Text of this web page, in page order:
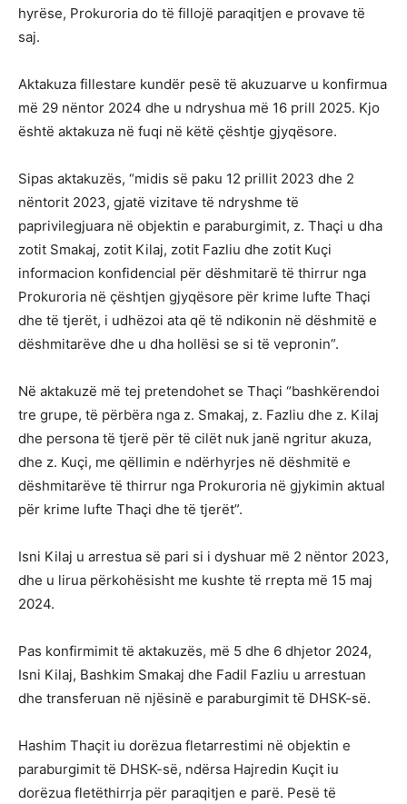
hyrëse, Prokuroria do të fillojë paraqitjen e provave të
saj.
Aktakuza fillestare kundër pesë të akuzuarve u konfirmua
më 29 nëntor 2024 dhe u ndryshua më 16 prill 2025. Kjo
është aktakuza në fuqi në këtë çështje gjyqësore.
Sipas aktakuzës, “midis së paku 12 prillit 2023 dhe 2
nëntorit 2023, gjatë vizitave të ndryshme të
paprivilegjuara në objektin e paraburgimit, z. Thaçi u dha
zotit Smakaj, zotit Kilaj, zotit Fazliu dhe zotit Kuçi
informacion konfidencial për dëshmitarë të thirrur nga
Prokuroria në çështjen gjyqësore për krime lufte Thaçi
dhe të tjerët, i udhëzoi ata që të ndikonin në dëshmitë e
dëshmitarëve dhe u dha hollësi se si të vepronin”.
Në aktakuzë më tej pretendohet se Thaçi “bashkërendoi
tre grupe, të përbëra nga z. Smakaj, z. Fazliu dhe z. Kilaj
dhe persona të tjerë për të cilët nuk janë ngritur akuza,
dhe z. Kuçi, me qëllimin e ndërhyrjes në dëshmitë e
dëshmitarëve të thirrur nga Prokuroria në gjykimin aktual
për krime lufte Thaçi dhe të tjerët”.
Isni Kilaj u arrestua së pari si i dyshuar më 2 nëntor 2023,
dhe u lirua përkohësisht me kushte të rrepta më 15 maj
2024.
Pas konfirmimit të aktakuzës, më 5 dhe 6 dhjetor 2024,
Isni Kilaj, Bashkim Smakaj dhe Fadil Fazliu u arrestuan
dhe transferuan në njësinë e paraburgimit të DHSK-së.
Hashim Thaçit iu dorëzua fletarrestimi në objektin e
paraburgimit të DHSK-së, ndërsa Hajredin Kuçit iu
dorëzua fletëthirrja për paraqitjen e parë. Pesë të